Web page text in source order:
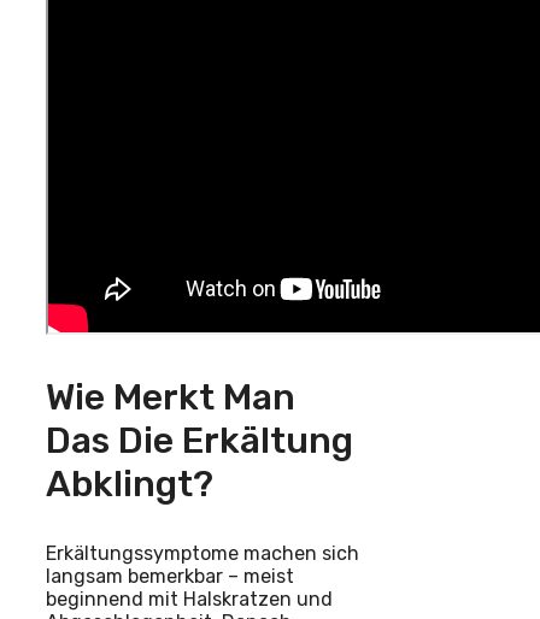
Wie Merkt Man
Das Die Erkältung
Abklingt?
Erkältungssymptome machen sich
langsam bemerkbar – meist
beginnend mit Halskratzen und